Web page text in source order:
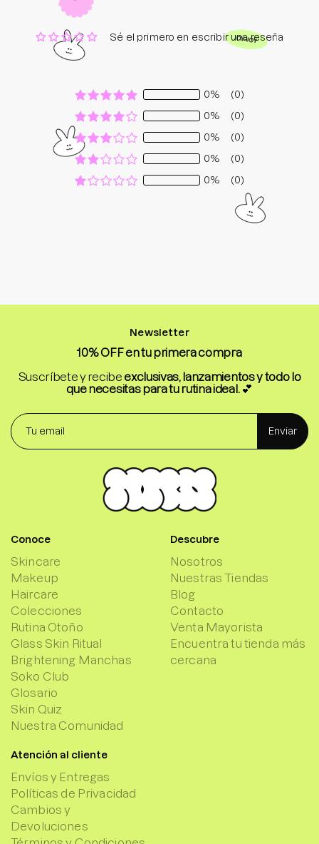
Sé el primero en escribir una reseña
0%
(0)
0%
(0)
0%
(0)
0%
(0)
0%
(0)
Newsletter
10% OFF en tu primera compra
Suscríbete y recibeexclusivas, lanzamientos y todo lo
que necesitas para tu rutina ideal.💕
Enviar
Conoce
Skincare
Makeup
Haircare
Colecciones
Rutina Otoño
Glass Skin Ritual
Brightening Manchas
Soko Club
Glosario
Skin Quiz
Nuestra Comunidad
Descubre
Nosotros
Nuestras Tiendas
Blog
Contacto
Venta Mayorista
Encuentra tu tienda más
cercana
Atención al cliente
Envíos y Entregas
Políticas de Privacidad
Cambios y
Devoluciones